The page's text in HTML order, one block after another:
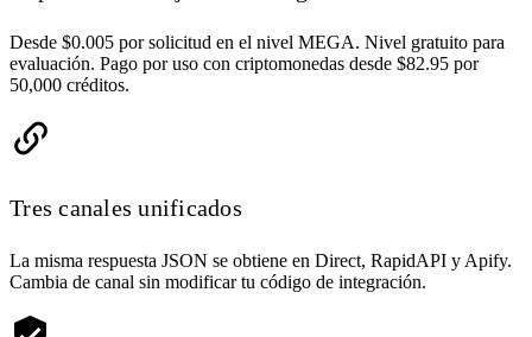
Desde $0.005 por solicitud en el nivel MEGA. Nivel gratuito para
evaluación. Pago por uso con criptomonedas desde $82.95 por
50,000 créditos.
Tres canales unificados
La misma respuesta JSON se obtiene en Direct, RapidAPI y Apify.
Cambia de canal sin modificar tu código de integración.